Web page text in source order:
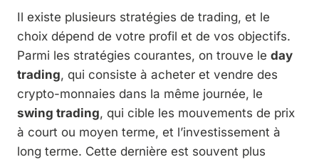
Il existe plusieurs stratégies de trading, et le
choix dépend de votre profil et de vos objectifs.
Parmi les stratégies courantes, on trouve le day
trading, qui consiste à acheter et vendre des
crypto-monnaies dans la même journée, le
swing trading, qui cible les mouvements de prix
à court ou moyen terme, et l’investissement à
long terme. Cette dernière est souvent plus